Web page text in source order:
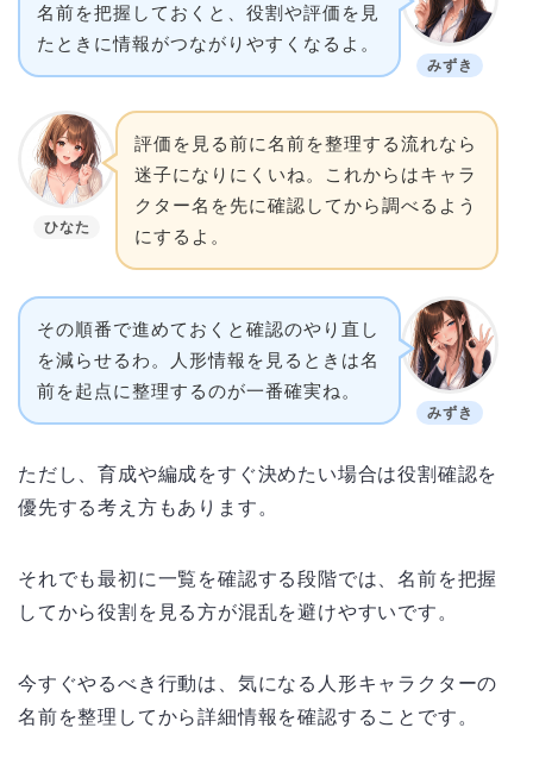
みずき
名前を把握しておくと、役割や評価を見
たときに情報がつながりやすくなるよ。
ひなた
評価を見る前に名前を整理する流れなら
迷子になりにくいね。これからはキャラ
クター名を先に確認してから調べるよう
にするよ。
みずき
その順番で進めておくと確認のやり直し
を減らせるわ。人形情報を見るときは名
前を起点に整理するのが一番確実ね。
ただし、育成や編成をすぐ決めたい場合は役割確認を
優先する考え方もあります。
それでも最初に一覧を確認する段階では、名前を把握
してから役割を見る方が混乱を避けやすいです。
今すぐやるべき行動は、気になる人形キャラクターの
名前を整理してから詳細情報を確認することです。